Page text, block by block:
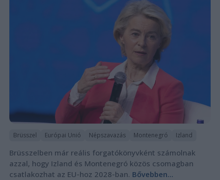
Brüsszel Európai Unió Népszavazás Montenegró Izland
Brüsszelben már reális forgatókönyvként számolnak
azzal, hogy Izland és Montenegró közös csomagban
csatlakozhat az EU-hoz 2028-ban. Bővebben...